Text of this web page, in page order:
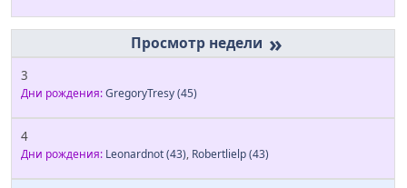
»
3
Дни рождения:GregoryTresy(45)
4
Дни рождения: Leonardnot(43), Robertlielp(43)